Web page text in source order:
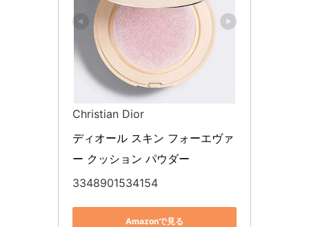
Christian Dior
ディオール スキン フォーエヴァ
ー クッション パウダー
3348901534154
Amazonで見る